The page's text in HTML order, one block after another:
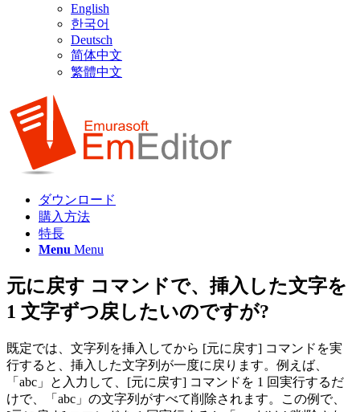
English
한국어
Deutsch
简体中文
繁體中文
ダウンロード
購入方法
特長
Menu Menu
元に戻す コマンドで、挿入した文字を
1 文字ずつ戻したいのですが?
既定では、文字列を挿入してから [元に戻す] コマンドを実
行すると、挿入した文字列が一度に戻ります。例えば、
「abc」と入力して、[元に戻す] コマンドを 1 回実行するだ
けで、「abc」の文字列がすべて削除されます。この例で、